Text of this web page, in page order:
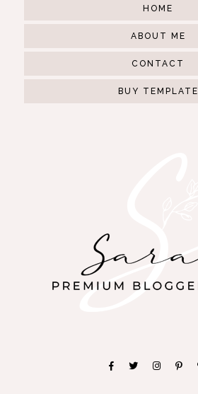
HOME
ABOUT ME
CONTACT
BUY TEMPLATE